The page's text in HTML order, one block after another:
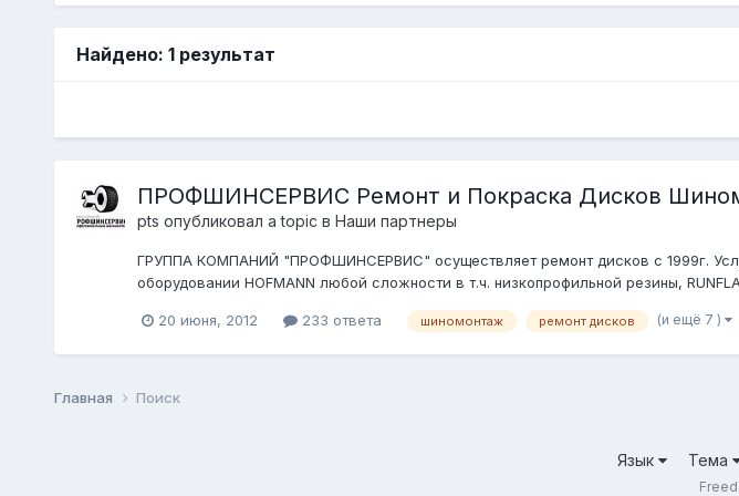
Найдено: 1 результат
ПРОФШИНСЕРВИС Ремонт и Покраска Дисков
pts опубликовал a topic в Наши партнеры
ГРУППА КОМПАНИЙ "ПРОФШИНСЕРВИС" осуществляет ремонт дисков с 1999г.
оборудовании HOFMANN любой сложности в т.ч. низкопрофильной резины,
20 июня, 2012 233 ответа шиномонтаж ремонт дисков (и ещё 7 )
Главная Поиск
Язык Тема